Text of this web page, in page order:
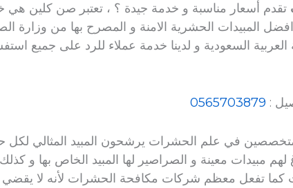
تقدم أسعار مناسبة و خدمة جيدة ؟ ، تعتبر صن كلين هي
بخصم 20% باستخدام افضل المبيدات الحشرية الامنة و المصرح بها من
السعودية و لدينا خدمة عملاء للرد على جميع
:
0565703879
متخصصين في علم الحشرات يرشحون المبيد المثالي
مبيدات معينة و الصراصير لها المبيد الخاص بها و
كما تفعل معظم شركات مكافحة الحشرات لأنه لا